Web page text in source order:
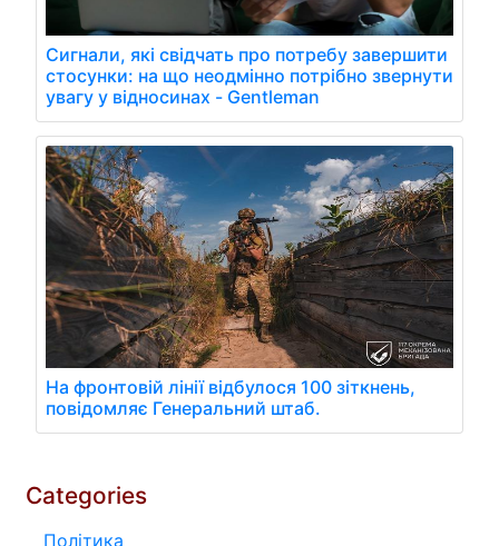
Сигнали, які свідчать про потребу завершити
стосунки: на що неодмінно потрібно звернути
увагу у відносинах - Gentleman
На фронтовій лінії відбулося 100 зіткнень,
повідомляє Генеральний штаб.
Categories
Політика